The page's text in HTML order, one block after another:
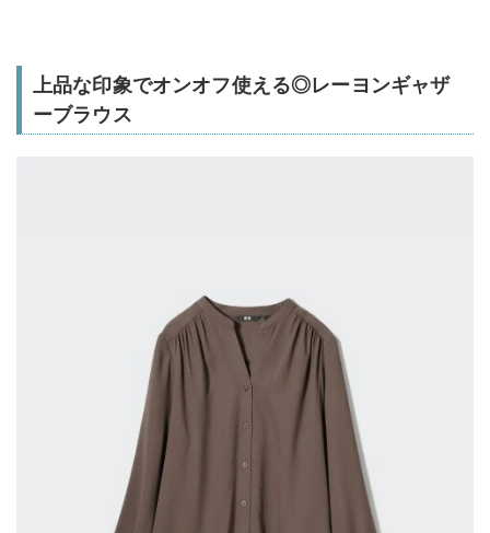
上品な印象でオンオフ使える◎レーヨンギャザ
ーブラウス